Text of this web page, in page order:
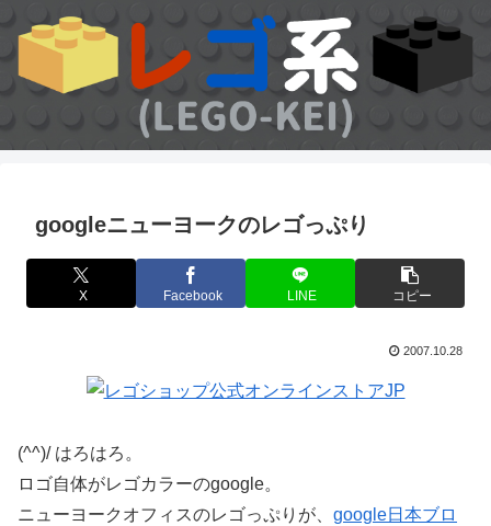
googleニューヨークのレゴっぷり
X Facebook LINE コピー
2007.10.28
(^^)/ はろはろ。
ロゴ自体がレゴカラーのgoogle。
ニューヨークオフィスのレゴっぷりが、 google日本ブロ